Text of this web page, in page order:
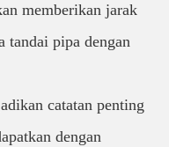
memberikan jarak
tandai pipa dengan
catatan penting
dengan